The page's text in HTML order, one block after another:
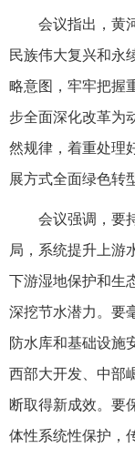
会议指出，黄
民族伟大复兴和永
略意图，牢牢把握
步全面深化改革为
然规律，着重处理
展方式全面绿色转
会议强调，要
局，系统提升上游
下游湿地保护和生
深挖节水潜力。要
防水库和基础设施
西部大开发、中部
断取得新成效。要
体性系统性保护，